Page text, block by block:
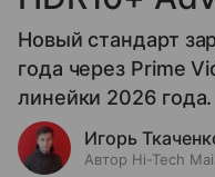
Новый стандарт
года через Prime
линейки 2026 года.
Игорь
Автор Hi-Tech Mail